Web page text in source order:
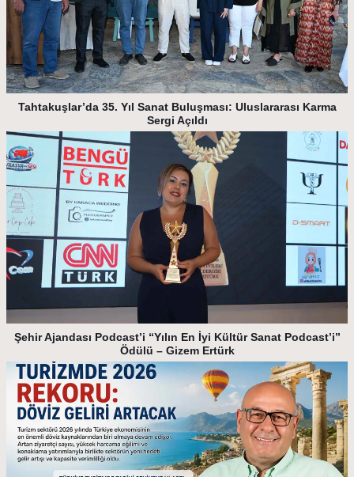
Tahtakuşlar’da 35. Yıl Sanat Buluşması: Uluslararası Karma
Sergi Açıldı
Şehir Ajandası Podcast’i “Yılın En İyi Kültür Sanat Podcast’i”
Ödülü – Gizem Ertürk